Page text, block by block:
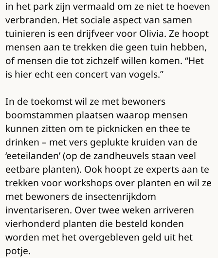
in het park zijn vermaald om ze niet te hoeven
verbranden. Het sociale aspect van samen
tuinieren is een drijfveer voor Olivia. Ze hoopt
mensen aan te trekken die geen tuin hebben,
of mensen die tot zichzelf willen komen. “Het
is hier echt een concert van vogels.”
In de toekomst wil ze met bewoners
boomstammen plaatsen waarop mensen
kunnen zitten om te picknicken en thee te
drinken – met vers geplukte kruiden van de
‘eeteilanden’ (op de zandheuvels staan veel
eetbare planten). Ook hoopt ze experts aan te
trekken voor workshops over planten en wil ze
met bewoners de insectenrijkdom
inventariseren. Over twee weken arriveren
vierhonderd planten die besteld konden
worden met het overgebleven geld uit het
potje.